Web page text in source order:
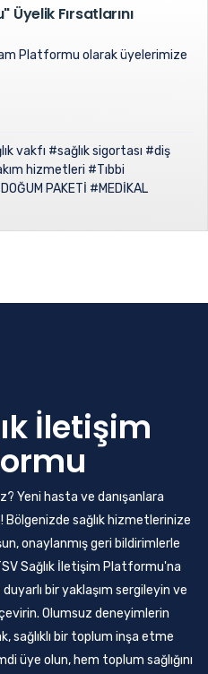
Üyelik Fırsatlarını
Platformu olarak üyelerimize
vakfı #sağlık sigortası #diş
hizmetleri #Tıbbi
PAKETİ #MEDİKAL
İletişim
Yeni hasta ve danışanlara
Bölgenizde sağlık hizmetlerinize
onaylanmış geri bildirimlerle
Sağlık İletişim Platformu'na
bir yaklaşım sergileyin ve
Olumsuz deneyimlerin
sağlıklı bir toplum inşa etme
üye olun, hem toplum sağlığını